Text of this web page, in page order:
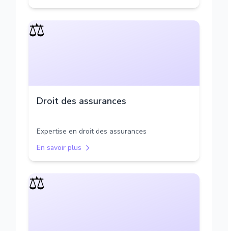
⚖️
Droit des assurances
Expertise en droit des assurances
En savoir plus
⚖️